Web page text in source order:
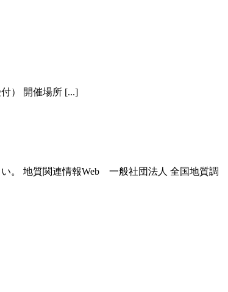
） 開催場所 [...]
。 地質関連情報Web 一般社団法人 全国地質調